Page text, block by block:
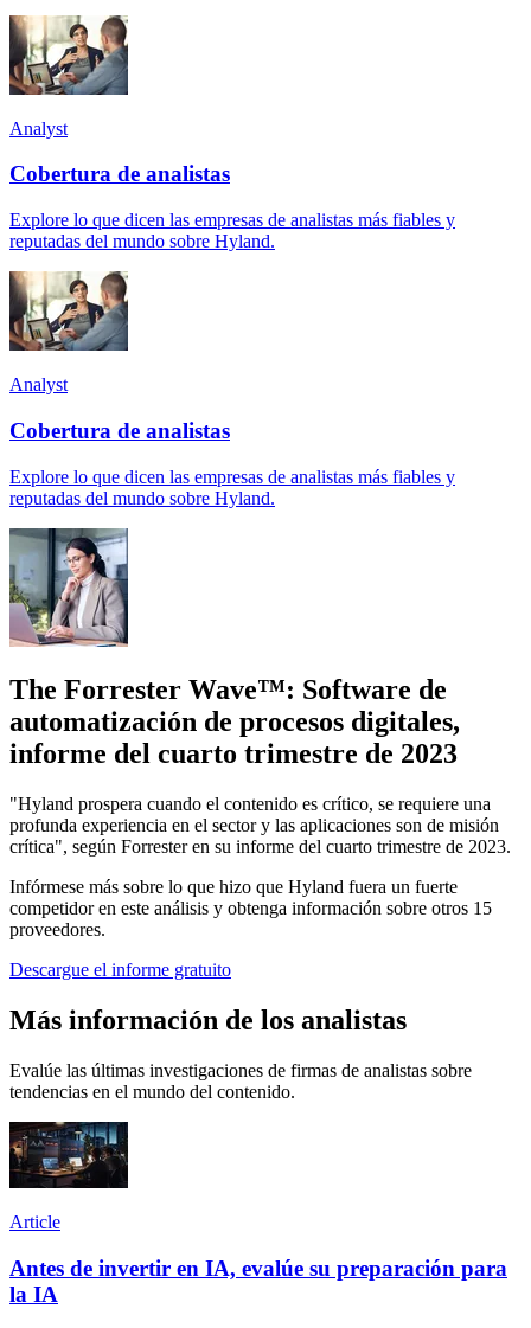
Analyst
Cobertura de analistas
Explore lo que dicen las empresas de analistas más fiables y
reputadas del mundo sobre Hyland.
Analyst
Cobertura de analistas
Explore lo que dicen las empresas de analistas más fiables y
reputadas del mundo sobre Hyland.
The Forrester Wave™: Software de
automatización de procesos digitales,
informe del cuarto trimestre de 2023
"Hyland prospera cuando el contenido es crítico, se requiere una
profunda experiencia en el sector y las aplicaciones son de misión
crítica", según Forrester en su informe del cuarto trimestre de 2023.
Infórmese más sobre lo que hizo que Hyland fuera un fuerte
competidor en este análisis y obtenga información sobre otros 15
proveedores.
Descargue el informe gratuito
Más información de los analistas
Evalúe las últimas investigaciones de firmas de analistas sobre
tendencias en el mundo del contenido.
Article
Antes de invertir en IA, evalúe su preparación para
la IA